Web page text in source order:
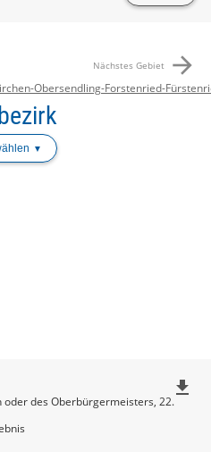
Nächstes Gebiet arrow_forward
Obersendling-Forstenried-
des Oberbürgermeisters, 22.
file_download